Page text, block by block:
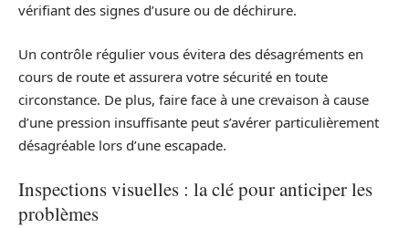
vérifiant des signes d’usure ou de déchirure.
Un contrôle régulier vous évitera des désagréments en
cours de route et assurera votre sécurité en toute
circonstance. De plus, faire face à une crevaison à cause
d’une pression insuffisante peut s’avérer particulièrement
désagréable lors d’une escapade.
Inspections visuelles : la clé pour anticiper les
problèmes